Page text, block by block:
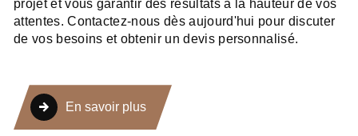
projet et vous garantir des résultats à la hauteur de vos
attentes. Contactez-nous dès aujourd'hui pour discuter
de vos besoins et obtenir un devis personnalisé.
En savoir plus